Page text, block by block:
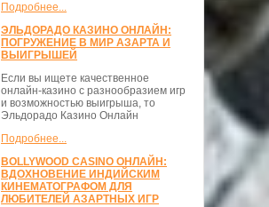
Подробнее...
ЭЛЬДОРАДО КАЗИНО ОНЛАЙН:
ПОГРУЖЕНИЕ В МИР АЗАРТА И
ВЫИГРЫШЕЙ
Если вы ищете качественное
онлайн-казино с разнообразием игр
и возможностью выигрыша, то
Эльдорадо Казино Онлайн
Подробнее...
BOLLYWOOD CASINO ОНЛАЙН:
ВДОХНОВЕНИЕ ИНДИЙСКИМ
КИНЕМАТОГРАФОМ ДЛЯ
ЛЮБИТЕЛЕЙ АЗАРТНЫХ ИГР